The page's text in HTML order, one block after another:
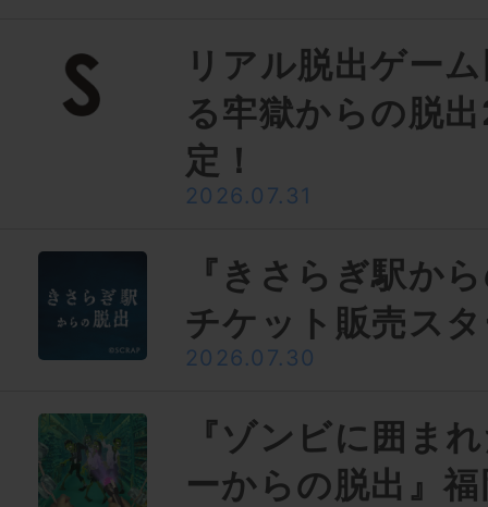
リアル脱出ゲー
る牢獄からの脱
定！
2026.07.31
『きさらぎ駅か
チケット販売ス
2026.07.30
『ゾンビに囲ま
ーからの脱出』